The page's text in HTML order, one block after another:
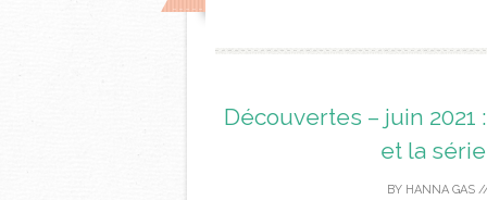
Découvertes – juin
et la
BY HANNA GAS